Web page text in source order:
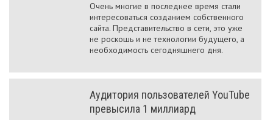
Очень многие в последнее время стали
интересоваться созданием собственного
сайта. Представительство в сети, это уже
не роскошь и не технологии будущего, а
необходимость сегодняшнего дня.
Аудитория пользователей YouTube
превысила 1 миллиард